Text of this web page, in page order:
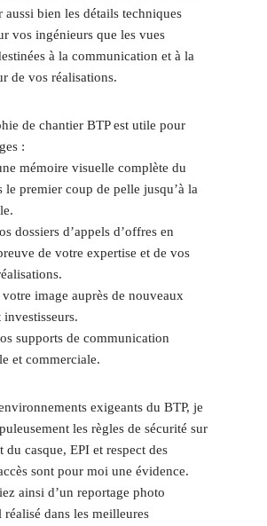
aussi bien les détails techniques
vos ingénieurs que les vues
à la communication et à la
de vos réalisations.
de chantier BTP est utile pour
:
mémoire visuelle complète du
le premier coup de pelle jusqu’à la
dossiers d’appels d’offres en
de votre expertise et de vos
image auprès de nouveaux
investisseurs.
supports de communication
et commerciale.
exigeants du BTP, je
les règles de sécurité sur
du casque, EPI et respect des
sont pour moi une évidence.
ainsi d’un reportage photo
réalisé dans les meilleures